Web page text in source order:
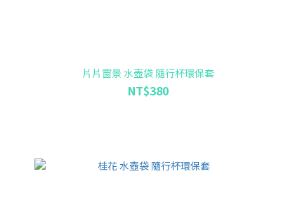
片片窗景 水壺袋 隨行杯環保套
NT$380